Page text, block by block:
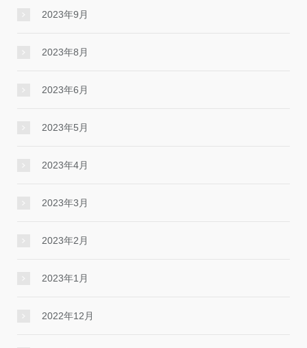
2023年9月
2023年8月
2023年6月
2023年5月
2023年4月
2023年3月
2023年2月
2023年1月
2022年12月